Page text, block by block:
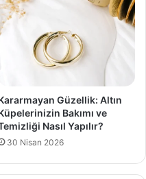
Güzellik: Altın
Bakımı ve
Nasıl Yapılır?
30 Nisan 2026